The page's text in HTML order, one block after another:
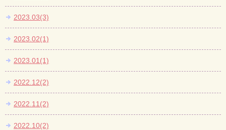
2023.03(3)
2023.02(1)
2023.01(1)
2022.12(2)
2022.11(2)
2022.10(2)